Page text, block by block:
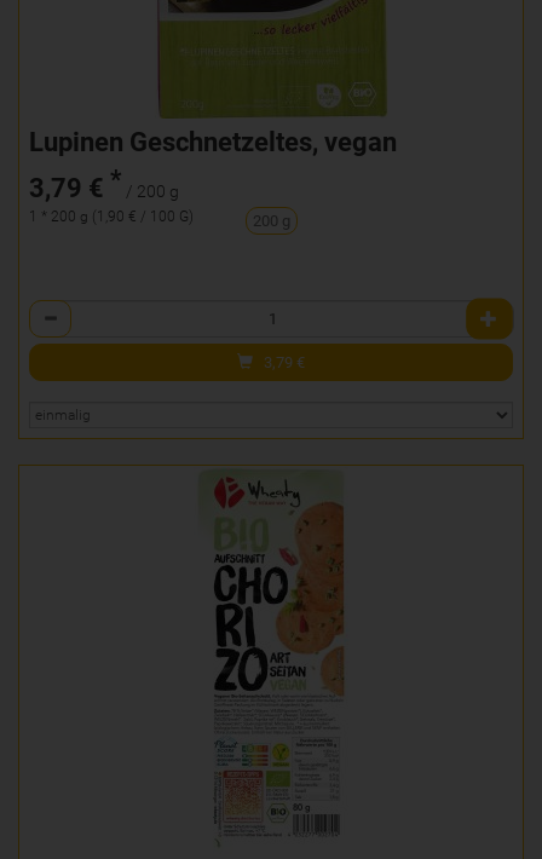
Lupinen Geschnetzeltes, vegan
3,79 € * / 200 g
1 * 200 g (1,90 € / 100 G) 200 g
Anzahl
3,79 €